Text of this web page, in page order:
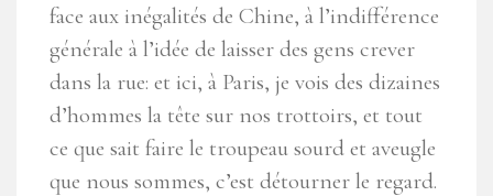
face aux inégalités de Chine, à l’indifférence
générale à l’idée de laisser des gens crever
dans la rue: et ici, à Paris, je vois des dizaines
d’hommes la tête sur nos trottoirs, et tout
ce que sait faire le troupeau sourd et aveugle
que nous sommes, c’est détourner le regard.